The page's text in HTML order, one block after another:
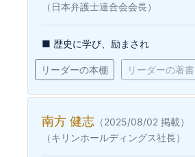
（日本弁護士連合会会長）
■ 歴史に学び、励まされ
リーダーの本棚 リーダーの著書
南方 健志 （2025/08/02 掲載）
（キリンホールディングス社長）